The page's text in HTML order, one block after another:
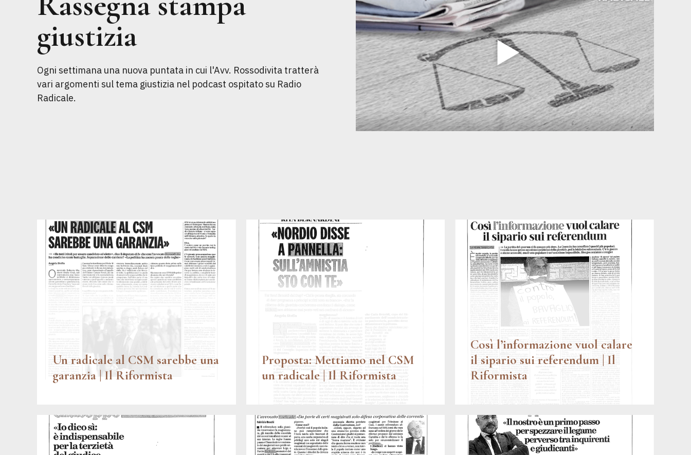
giustizia
Ogni settimana una nuova puntata in cui l'Avv. Rossodivita tratterà
vari argomenti sul tema giustizia nel podcast ospitato su Radio
Radicale.
Un radicale al CSM sarebbe una
garanzia | Il Riformista
Proposta: Mettiamo nel CSM
un radicale | Il Riformista
Così l’informazione vuol calare
il sipario sui referendum | Il
Riformista